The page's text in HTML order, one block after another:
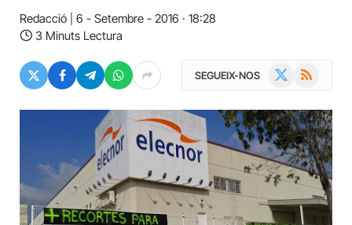
Redacció
6 - Setembre - 2016 · 18:28
3 Minuts Lectura
SEGUEIX-NOS RSS